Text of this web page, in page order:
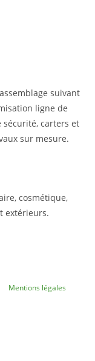
suivant
ligne de
sécurité, carters et
sur mesure.
cosmétique,
extérieurs.
Mentions légales